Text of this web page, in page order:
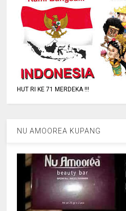
HUT RI KE 71 MERDEKA !!!
NU AMOOREA KUPANG